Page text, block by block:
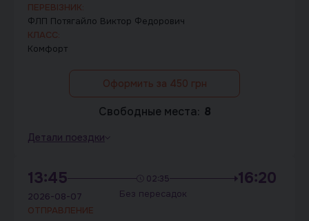
ПЕРЕВІЗНИК:
ФЛП Потягайло Виктор Федорович
КЛАСС:
Комфорт
Оформить за 450 грн
Свободные места: 8
Детали поездки
13:45 02:35
Без пересадок
16:20
2026-08-07
ОТПРАВЛЕНИЕ